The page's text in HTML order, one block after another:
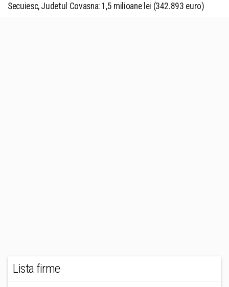
Secuiesc, Judetul Covasna: 1,5 milioane lei (342.893 euro)
Lista firme